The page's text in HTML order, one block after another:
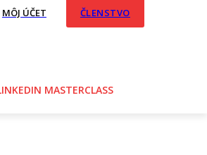
MÔJ ÚČET ČLENSTVO
MASTERCLASS